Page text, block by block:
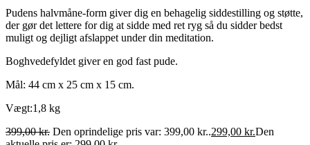
Pudens halvmåne-form giver dig en behagelig siddestilling og støtte,
der gør det lettere for dig at sidde med ret ryg så du sidder bedst
muligt og dejligt afslappet under din meditation.
Boghvedefyldet giver en god fast pude.
Mål: 44 cm x 25 cm x 15 cm.
Vægt:1,8 kg
399,00kr. Den oprindelige pris var: 399,00 kr..299,00 kr.Den